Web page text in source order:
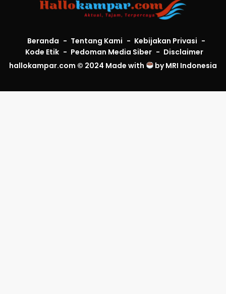
Beranda Tentang Kami
Kebijakan Privasi
Kode Etik
Pedoman Media Siber
Disclaimer
hallokampar.com © 2024 Made with
byMRI Indonesia